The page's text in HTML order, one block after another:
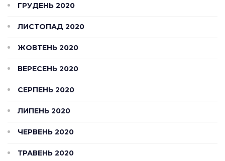
ГРУДЕНЬ 2020
ЛИСТОПАД 2020
ЖОВТЕНЬ 2020
ВЕРЕСЕНЬ 2020
СЕРПЕНЬ 2020
ЛИПЕНЬ 2020
ЧЕРВЕНЬ 2020
ТРАВЕНЬ 2020